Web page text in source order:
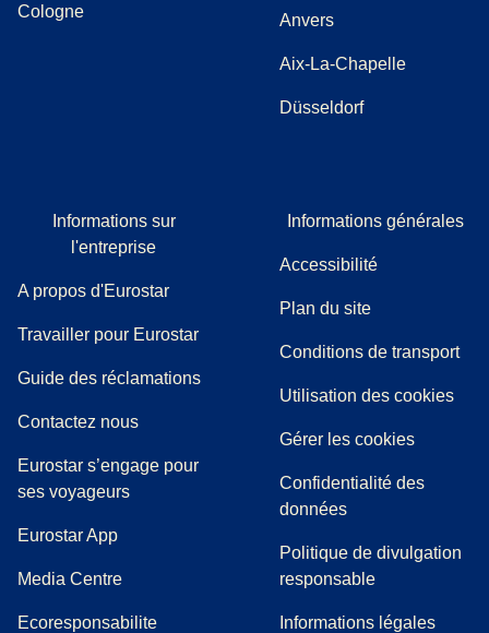
Cologne
Anvers
Aix-La-Chapelle
Düsseldorf
Informations sur
l'entreprise
A propos d'Eurostar
Travailler pour Eurostar
Guide des réclamations((
Contactez nous
Eurostar s’engage pour
ses voyageurs
Eurostar App
Media Centre( Ouvre un nouvel onglet)
Ecoresponsabilite
Informations générales
Accessibilité
Plan du site
Conditions de transport
Utilisation des cookies
Gérer les cookies
Confidentialité des
données
Politique de divulgation
responsable
Informations légales